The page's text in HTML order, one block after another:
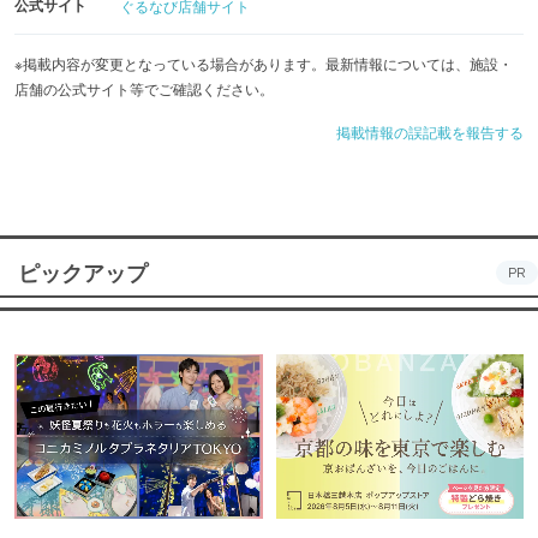
公式サイト ぐるなび店舗サイト
※掲載内容が変更となっている場合があります。最新情報については、施設・
店舗の公式サイト等でご確認ください。
掲載情報の誤記載を報告する
ピックアップ PR